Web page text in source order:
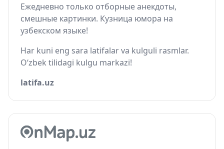
Ежедневно только отборные анекдоты,
смешные картинки. Кузница юмора на
узбекском языке!
Har kuni eng sara latifalar va kulguli rasmlar.
O‘zbek tilidagi kulgu markazi!
latifa.uz